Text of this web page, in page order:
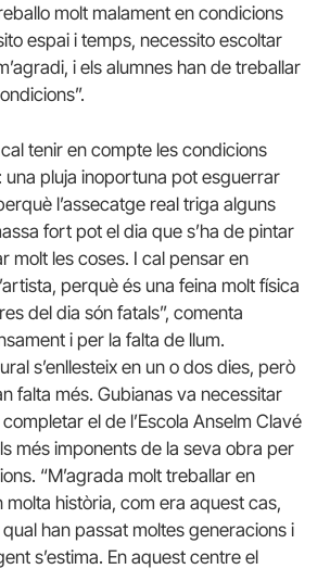
molt malament en condicions
espai i temps, necessito escoltar
i els alumnes han de treballar
tenir en compte les condicions
una pluja inoportuna pot esguerrar
l’assecatge real triga alguns
fort pot el dia que s’ha de pintar
molt les coses. I cal pensar en
perquè és una feina molt física
del dia són fatals”, comenta
i per la falta de llum.
s’enllesteix en un o dos dies, però
falta més. Gubianas va necessitar
el de l’Escola Anselm Clavé
més imponents de la seva obra per
“M’agrada molt treballar en
molta història, com era aquest cas,
han passat moltes generacions i
s’estima. En aquest centre el